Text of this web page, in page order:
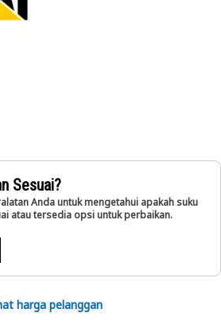
Sesuai?
Anda untuk mengetahui apakah suku
atau tersedia opsi untuk perbaikan.
harga pelanggan